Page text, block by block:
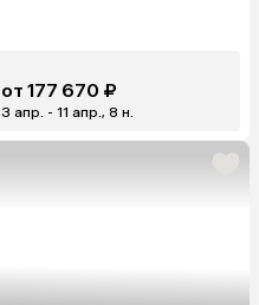
от 177 670 ₽
3 апр. - 11 апр., 8 н.